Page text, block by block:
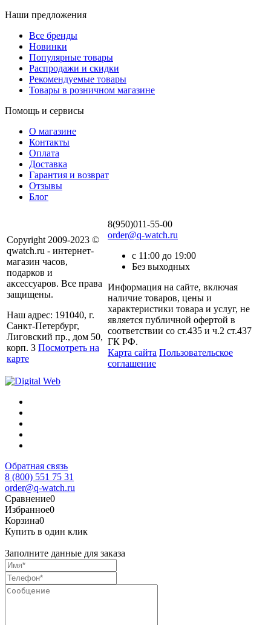
Наши предложения
Все бренды
Новинки
Популярные товары
Распродажи и скидки
Рекомендуемые товары
Товары в розничном магазине
Помощь и сервисы
О магазине
Контакты
Оплата
Доставка
Гарантия и возврат
Отзывы
Блог
Copyright 2009-2023 ©
qwatch.ru - интернет-
магазин часов,
подарков и
аксессуаров. Все права
защищены.
Наш адрес: 191040, г.
Санкт-Петербург,
Лиговский пр., дом 50,
корп. З Посмотреть на
карте
8(950)011-55-00
order@q-watch.ru
с 11:00 до 19:00
Без выходных
Информация на сайте, включая
наличие товаров, цены и
характеристики товара и услуг, не
является публичной офертой в
соответствии со ст.435 и ч.2 ст.437
ГК РФ.
Карта сайта Пользовательское
соглашение
Обратная связь
8 (800) 551 75 31
order@q-watch.ru
Сравнение0
Избранное0
Корзина0
Купить в один клик
Заполните данные для заказа